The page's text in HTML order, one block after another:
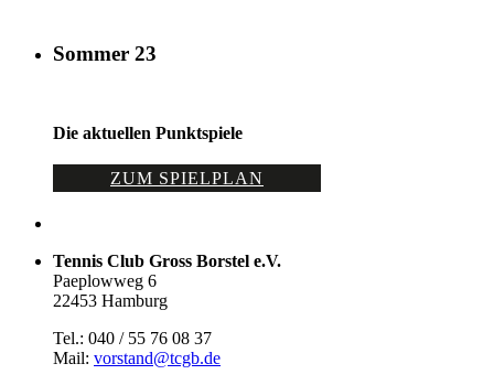
Sommer 23
Die aktuellen Punktspiele
ZUM SPIELPLAN
Tennis Club Gross Borstel e.V.
Paeplowweg 6
22453 Hamburg
Tel.: 040 / 55 76 08 37
Mail: vorstand@tcgb.de